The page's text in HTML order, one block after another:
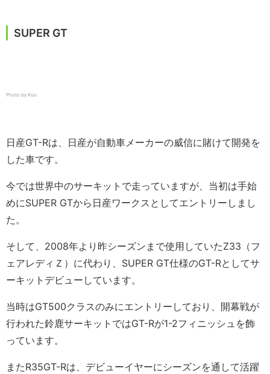
SUPER GT
Photo by Kou
日産GT-Rは、日産が自動車メーカーの威信に賭けて開発を
した車です。
今では世界中のサーキットで走っていますが、当初は手始
めにSUPER GTから日産ワークスとしてエントリーしまし
た。
そして、2008年より昨シーズンまで使用していたZ33（フ
ェアレディＺ）に代わり、SUPER GT仕様のGT-Rとしてサ
ーキットデビューしています。
当時はGT500クラスのみにエントリーしており、開幕戦が
行われた鈴鹿サーキットではGT-Rが1-2フィニッシュを飾
っています。
またR35GT-Rは、デビューイヤーにシーズンを通して活躍